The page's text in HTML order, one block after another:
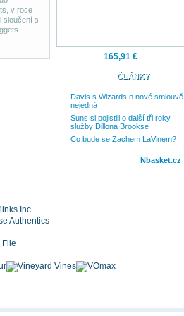
v roce
sloučení s
165,91 €
ČLÁNKY
Davis s Wizards o nové smlouvě
nejedná
Suns si pojistili o další tři roky
služby Dillona Brookse
Co bude se Zachem LaVinem?
Nbasket.cz